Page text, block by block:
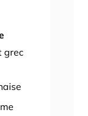
grec